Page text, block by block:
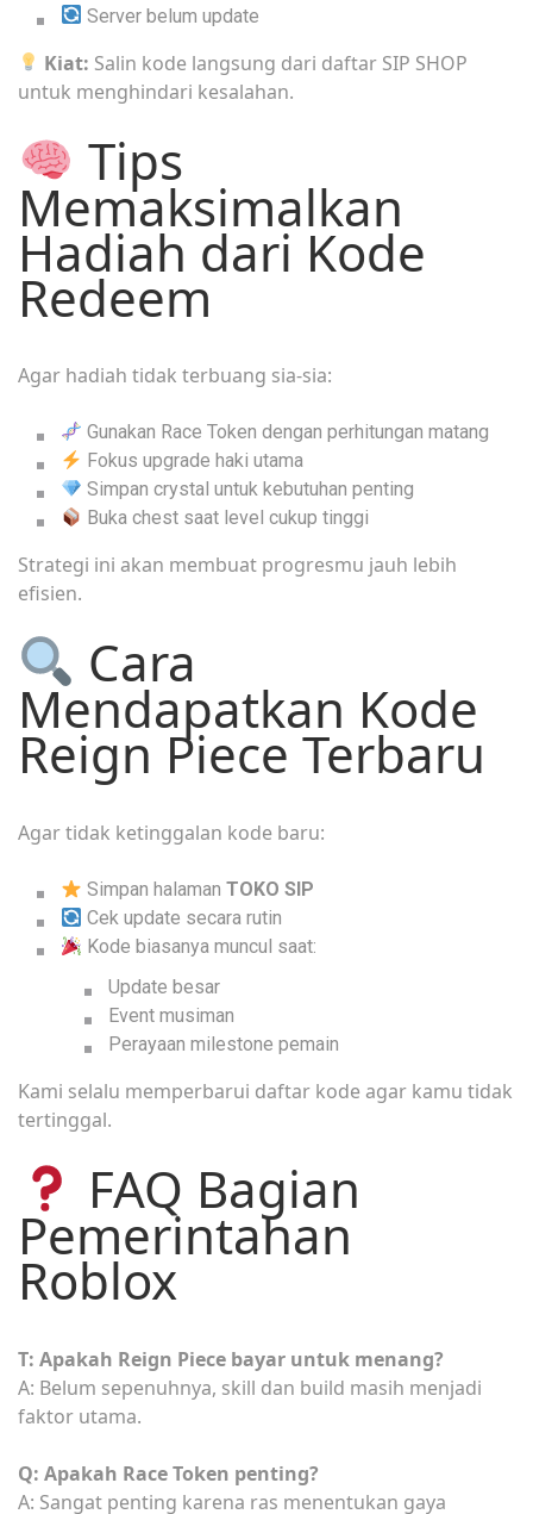
Server belum update
Kiat: Salin kode langsung dari daftar SIP SHOP
untuk menghindari kesalahan.
Tips
Memaksimalkan
Hadiah dari Kode
Redeem
Agar hadiah tidak terbuang sia-sia:
Gunakan Race Token dengan perhitungan matang
Fokus upgrade haki utama
Simpan crystal untuk kebutuhan penting
Buka chest saat level cukup tinggi
Strategi ini akan membuat progresmu jauh lebih
efisien.
Cara
Mendapatkan Kode
Reign Piece Terbaru
Agar tidak ketinggalan kode baru:
Simpan halamanTOKO SIP
Cek update secara rutin
Kode biasanya muncul saat:
Update besar
Event musiman
Perayaan milestone pemain
Kami selalu memperbarui daftar kode agar kamu tidak
tertinggal.
FAQ Bagian
Pemerintahan
Roblox
T: Apakah Reign Piece bayar untuk menang?
A: Belum sepenuhnya, skill dan build masih menjadi
faktor utama.
Q: Apakah Race Token penting?
A: Sangat penting karena ras menentukan gaya